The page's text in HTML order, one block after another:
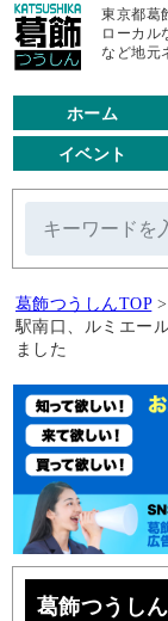
東京都葛
ローカル
など地元
ホーム
イベント
葛飾つうしんTOP >
駅南口、ルミエー
ました
葛飾つうし